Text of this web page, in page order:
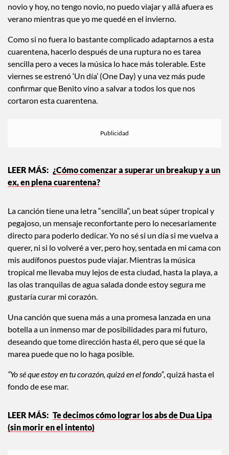
Primero porque imaginé mi verano (2020)viajando con mi
novio y hoy, no tengo novio, no puedo viajar y allá afuera es
Como si no fuera lo bastante complicado adaptarnos a esta
cuarentena, hacerlo después de una ruptura no es tarea
sencilla pero a veces la música lo hace más tolerable. Este
viernes se estrenó ‘Un día’ (One Day) y una vez más pude
confirmar que Benito vino a salvar a todos los que nos
¿Cómo comenzar a superar un breakup y a un
La canción tiene una letra “sencilla”, un beat súper tropical y
pegajoso, un mensaje reconfortante pero lo necesariamente
directo para poderlo dedicar. Yo no sé si un día si me vuelva a
querer, ni si lo volveré a ver, pero hoy, sentada en mi cama con
mis audífonos puestos pude viajar. Mientras la música
tropical me llevaba muy lejos de esta ciudad, hasta la playa, a
las olas tranquilas de agua salada donde estoy segura me
Una canción que suena más a una promesa lanzada en una
botella a un inmenso mar de posibilidades para mi futuro,
deseando que tome dirección hasta él, pero que sé que la
“Yo sé que estoy en tu corazón, quizá en el fondo”
Te decimos cómo lograr los abs de Dua Lipa